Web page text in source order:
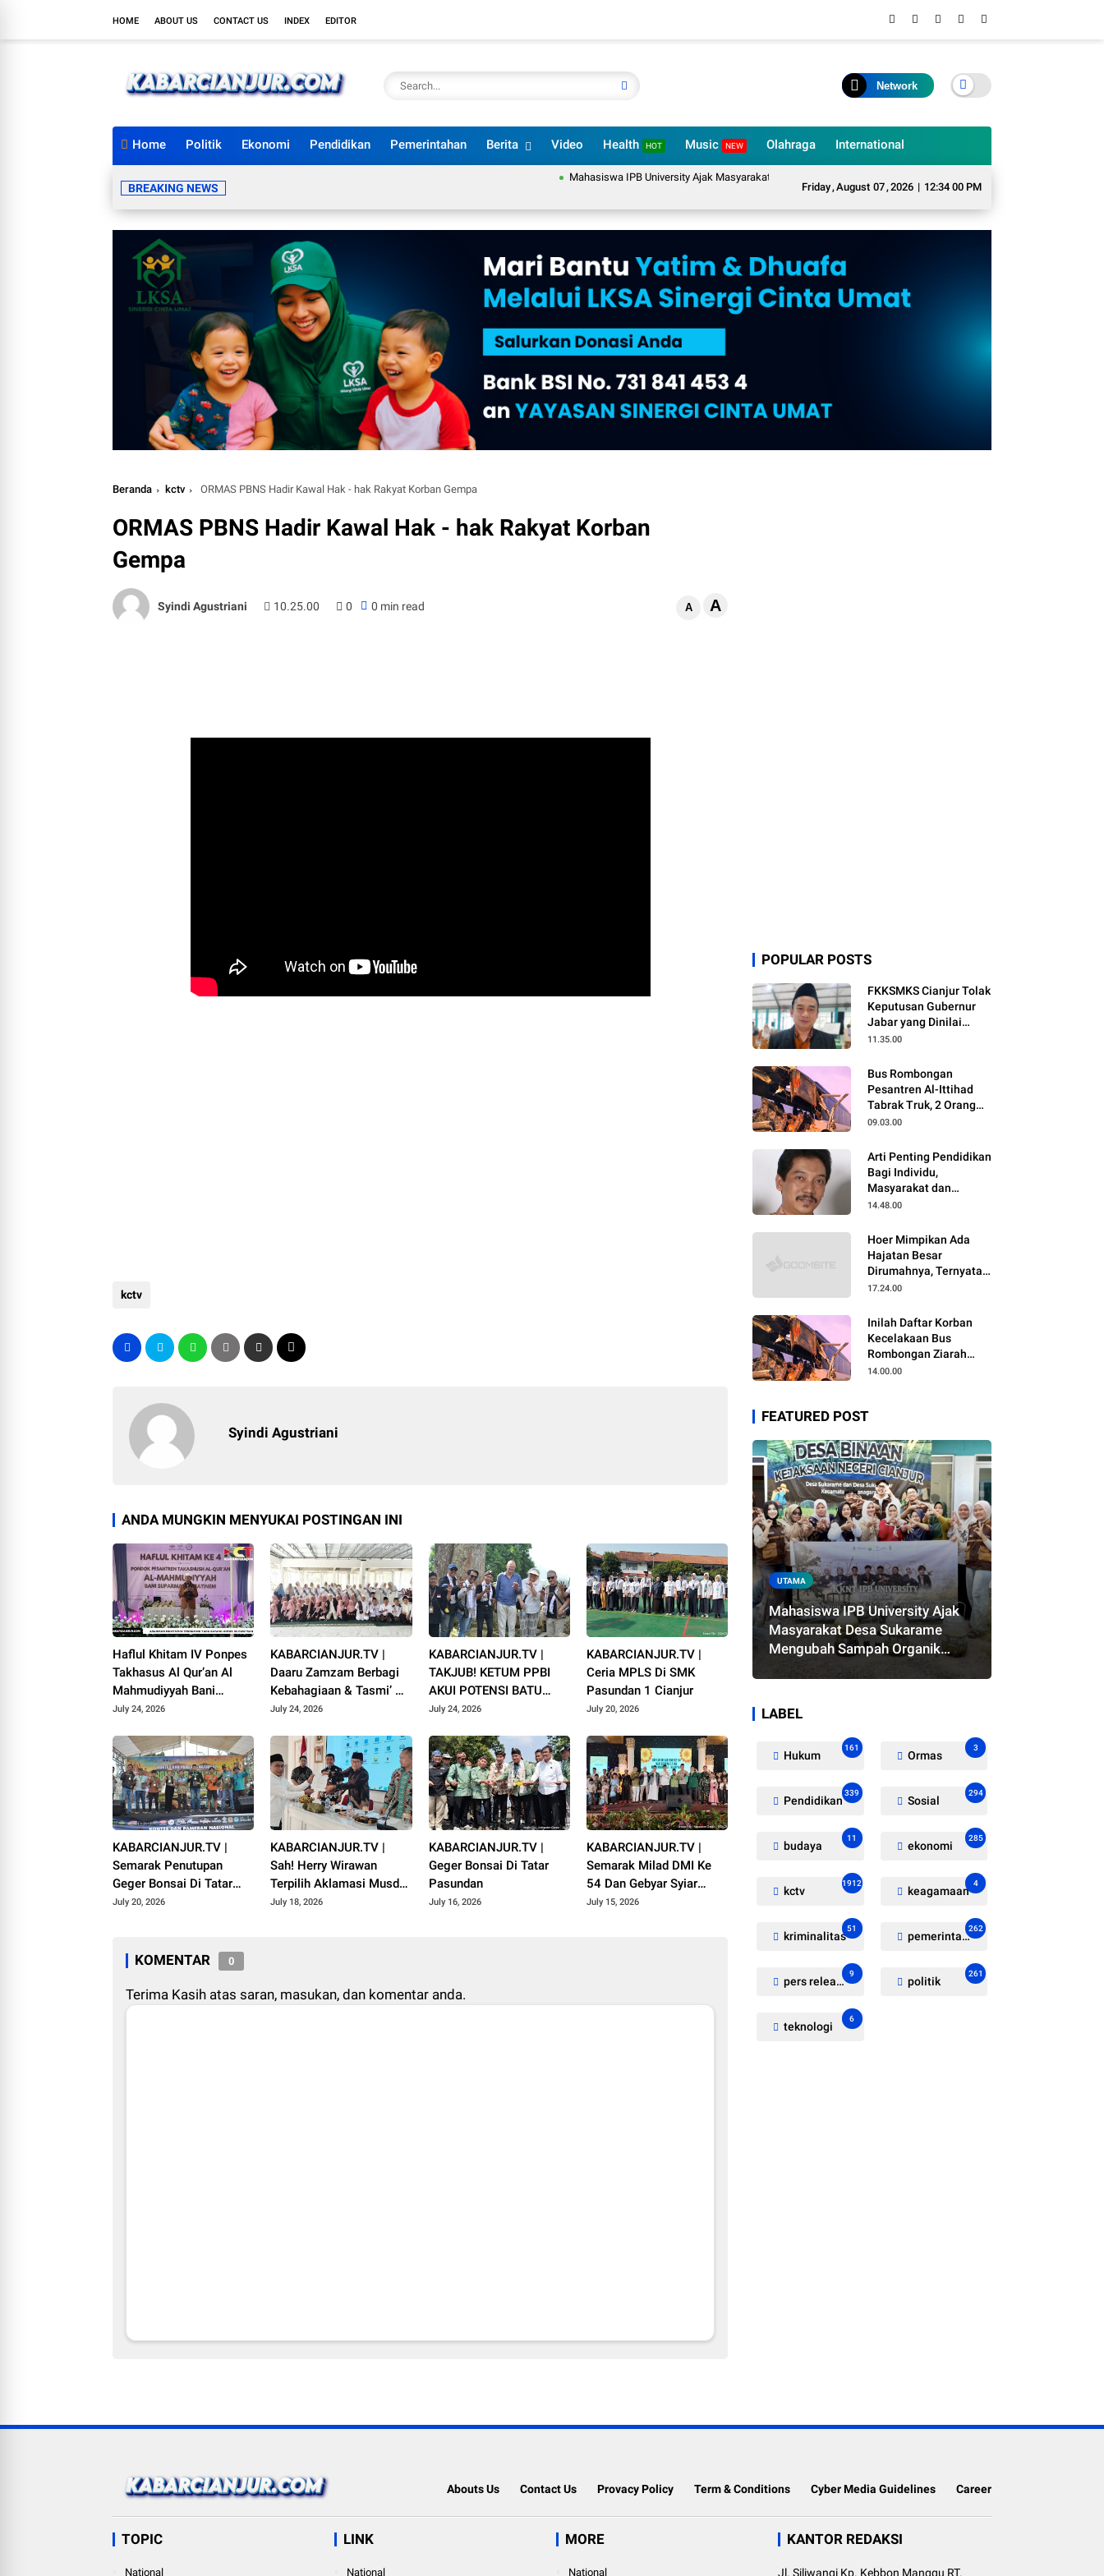
HOME ABOUT US CONTACT US INDEX EDITOR
Network
Home Politik Ekonomi Pendidikan Pemerintahan Berita Video Health HOT Music NEW Olahraga International
Friday,August 07,2026 | 12:34 01 PM
BREAKING NEWS
Mahasiswa IPB University Ajak Masyarakat Desa Sukarame Mengubah Sampah Organik Menjadi Eco Enzyme yang
Beranda kctv ORMAS PBNS Hadir Kawal Hak - hak Rakyat Korban Gempa
ORMAS PBNS Hadir Kawal Hak - hak Rakyat Korban
Gempa
Syindi Agustriani 10.25.00 0 0 min read A A
kctv
Syindi Agustriani
ANDA MUNGKIN MENYUKAI POSTINGAN INI
Haflul Khitam IV Ponpes
Takhasus Al Qur’an Al
Mahmudiyyah Bani
Suparman Assatinem
July 24, 2026
KABARCIANJUR.TV |
Daaru Zamzam Berbagi
Kebahagiaan & Tasmi’ Al
Qur’an Sambut Muharram
July 24, 2026
KABARCIANJUR.TV |
TAKJUB! KETUM PPBI
AKUI POTENSI BATU
GUNUNG PADANG
July 24, 2026
KABARCIANJUR.TV |
Ceria MPLS Di SMK
Pasundan 1 Cianjur
July 20, 2026
KABARCIANJUR.TV |
Semarak Penutupan
Geger Bonsai Di Tatar
Pasundan
July 20, 2026
KABARCIANJUR.TV |
Sah! Herry Wirawan
Terpilih Aklamasi Musda
VI ICMI Orda Cianjur
July 18, 2026
KABARCIANJUR.TV |
Geger Bonsai Di Tatar
Pasundan
July 16, 2026
KABARCIANJUR.TV |
Semarak Milad DMI Ke
54 Dan Gebyar Syiar
Muharram 1448 H
July 15, 2026
KOMENTAR 0
Terima Kasih atas saran, masukan, dan komentar anda.
POPULAR POSTS
FKKSMKS Cianjur Tolak
Keputusan Gubernur
Jabar yang Dinilai
Merugikan Sekolah
11.35.00
Bus Rombongan
Pesantren Al-Ittihad
Tabrak Truk, 2 Orang
Meninggal Dunia
09.03.00
Arti Penting Pendidikan
Bagi Individu,
Masyarakat dan
Negara
14.48.00
Hoer Mimpikan Ada
Hajatan Besar
Dirumahnya, Ternyata
Anaknya Pulang Dalam
17.24.00
Inilah Daftar Korban
Kecelakaan Bus
Rombongan Ziarah
Walisongo Pesantren
14.00.00
FEATURED POST
UTAMA
Mahasiswa IPB University Ajak
Masyarakat Desa Sukarame
Mengubah Sampah Organik
LABEL
Hukum
161
Ormas
3
Pendidikan
339
Sosial
294
budaya
11
ekonomi
285
kctv
1912
keagamaan
4
kriminalitas
51
pemerintahan
262
pers release
9
politik
261
teknologi
6
Abouts Us Contact Us Provacy Policy Term & Conditions Cyber Media Guidelines Career
TOPIC
National
LINK
National
MORE
National
KANTOR REDAKSI
Jl. Siliwangi Kp. Kebbon Manggu RT.